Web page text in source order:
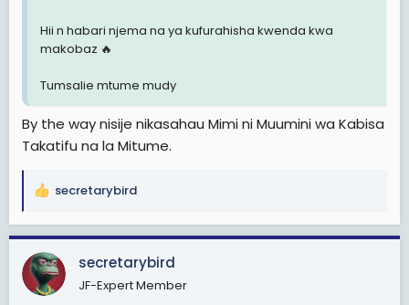
Hii n habari njema na ya kufurahisha kwenda kwa
makobaz 🔥
Tumsalie mtume mudy
By the way nisije nikasahau Mimi ni Muumini wa Kabisa
Takatifu na la Mitume.
R
a
c
t
i
secretarybird
secretarybird
JF-Expert Member